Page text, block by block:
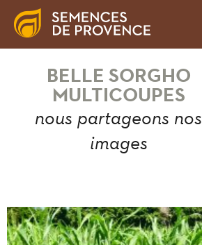
BELLE SORGHO
MULTICOUPES
nous partageons nos
images